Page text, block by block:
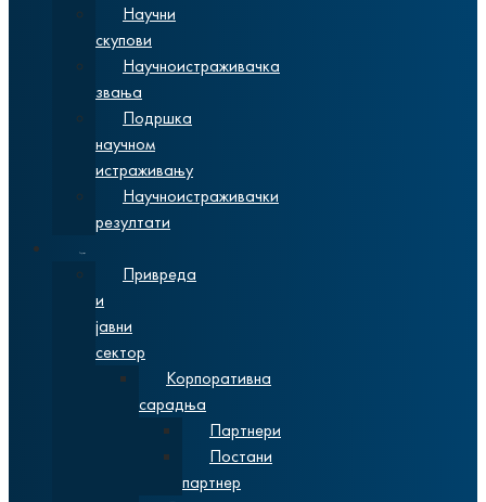
Научни
скупови
Научноистраживачка
звања
Подршка
научном
истраживању
Научноистраживачки
резултати
Привреда
и
јавни
сектор
Корпоративна
сарадња
Партнери
Постани
партнер